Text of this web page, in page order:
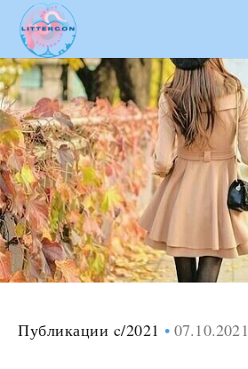
LITTERcon
Публикации c/2021 07.10.2021